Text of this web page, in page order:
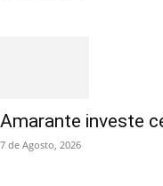
Amarante investe
7 de Agosto, 2026